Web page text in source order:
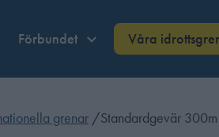
Förbundet Våra
grenar /Standardgevär